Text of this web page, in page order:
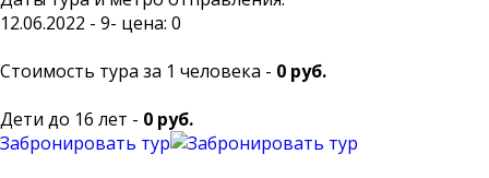
12.06.2022 - 9- цена: 0
Стоимость тура за 1 человека - 0 руб.
Дети до 16 лет - 0 руб.
Забронировать тур